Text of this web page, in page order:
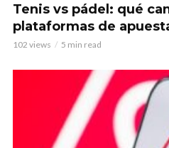
Tenis vs pádel: qué
plataformas de
102 views 5 min read